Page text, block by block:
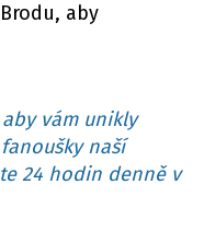
aby
vám unikly
naší
24 hodin denně v